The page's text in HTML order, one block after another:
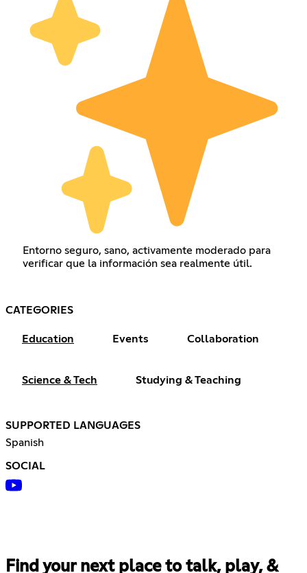
Entorno seguro, sano, activamente moderado para
verificar que la información sea realmente útil.
CATEGORIES
Education Events Collaboration
Science & Tech Studying & Teaching
SUPPORTED LANGUAGES
Spanish
SOCIAL
Find your next place to talk, play, &